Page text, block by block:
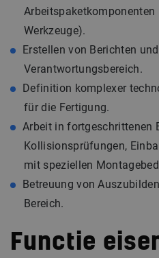
Werkzeuge).
Erstellen von Berichten
Verantwortungsbereich.
Definition komplexer
für die Fertigung.
Arbeit in fortgeschrittenen
Kollisionsprüfungen,
mit speziellen
Betreuung von
Bereich.
Functie